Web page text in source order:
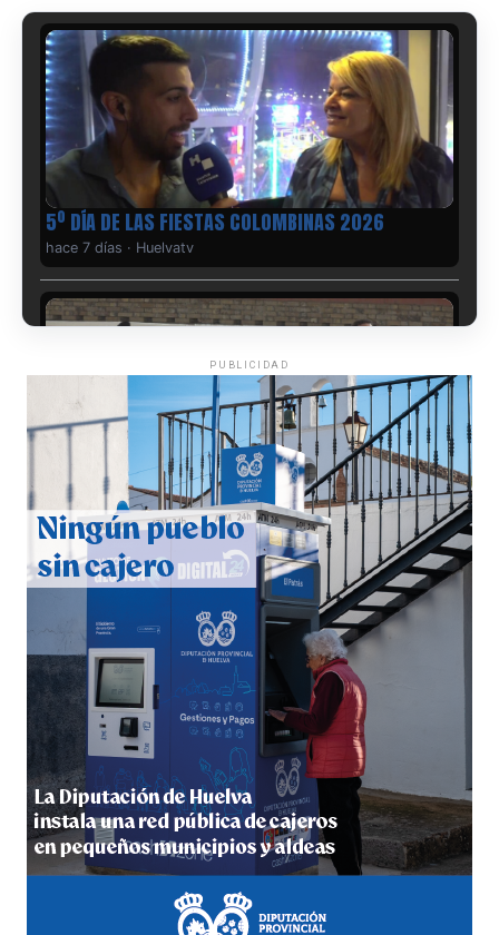
5º DÍA DE LAS FIESTAS COLOMBINAS 2026
hace 7 días · Huelvatv
CUARTA CORRIDA DE LAS FIESTAS COLOMBINAS
2026
hace 1 semana ·Huelvatv
4º DÍA DE LAS FIESTAS COLOMBINAS 2026
hace 1 semana·Huelvatv
PUBLICIDAD